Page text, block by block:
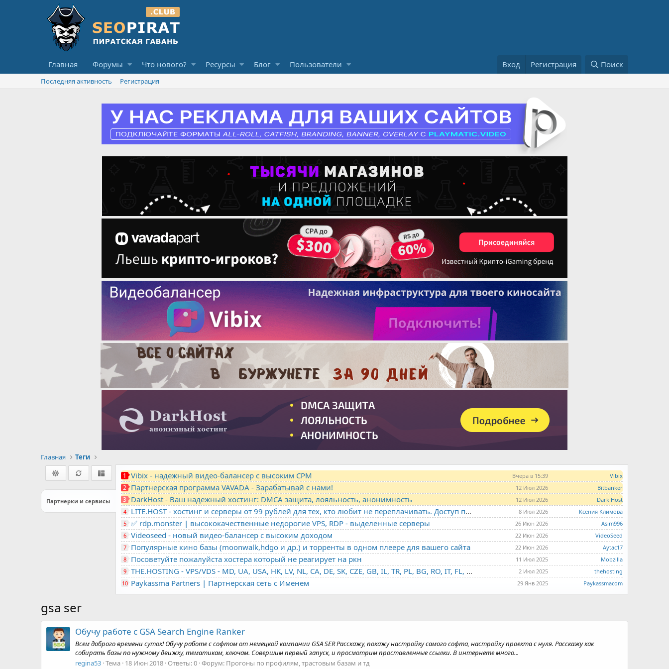
Главная Форумы Что нового? Ресурсы Блог Пользователи Вход Регистрация Поиск
Последняя активность Регистрация
Главная Теги
Партнерки и сервисы
1 Vibix - надежный видео-балансер с высоким CPM Вчера в 15:39 Vibix
2 Партнерская программа VAVADA - Зарабатывай с нами! 12 Июл 2026 Bitbanker
3 DarkHost - Ваш надежный хостинг: DMCA защита, лояльность, анонимность 12 Июл 2026
Dark Host
4
LITE.HOST - хостинг и серверы от 99 рублей для тех, кто любит не переплачивать. Доступ по SSH, поддержка PHP, GIT, COMPOSER, сертификаты Let's Encrypt 8 Июл 2026
Ксения Климова
5
✅ rdp.monster | высококачественные недорогие VPS, RDP - выделенные серверы 26 Июн 2026
Asim996
6
Videoseed - новый видео-балансер с высоким доходом 22 Июн 2026
VideoSeed
7
Популярные кино базы (moonwalk,hdgo и др.) и торренты в одном плеере для вашего сайта 22 Июн 2026
Aytac17
8
Посоветуйте пожалуйста хостера который не реагирует на ркн 11 Июл 2025
Mobzilla
9
THE.HOSTING - VPS/VDS - MD, UA, USA, HK, LV, NL, CA, DE, SK, CZE, GB, IL, TR, PL, BG, RO, IT, FL, HU, PT. 2 Июл 2025
thehosting
10 Paykassma Partners | Партнерская сеть с Именем 29 Янв 2025 Paykassmacom
gsa ser
Обучу работе с GSA Search Engine Ranker
Всем доброго времени суток! Обучу работе с софтом от немецкой компании GSA SER Расскажу, покажу настройку самого софта, настройку проекта с нуля. Расскажу как
собирать базы по нужному движку, тематикам, ключам. Совершим первый запуск, и просмотрим проставленные ссылки. В интернете много...
regina53 Тема 18 Июн 2018 Ответы: 0 Форум: Прогоны по профилям, трастовым базам и тд